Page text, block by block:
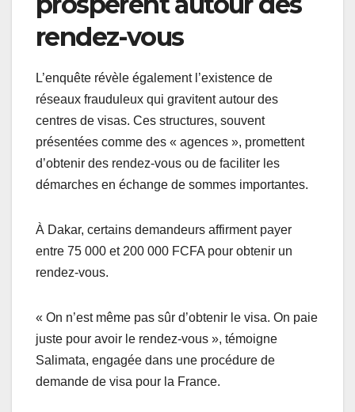
rendez-vous
L’enquête révèle également l’existence de
réseaux frauduleux qui gravitent autour des
centres de visas. Ces structures, souvent
présentées comme des « agences », promettent
d’obtenir des rendez-vous ou de faciliter les
démarches en échange de sommes importantes.
À Dakar, certains demandeurs affirment payer
entre 75 000 et 200 000 FCFA pour obtenir un
rendez-vous.
« On n’est même pas sûr d’obtenir le visa. On paie
juste pour avoir le rendez-vous », témoigne
Salimata, engagée dans une procédure de
demande de visa pour la France.